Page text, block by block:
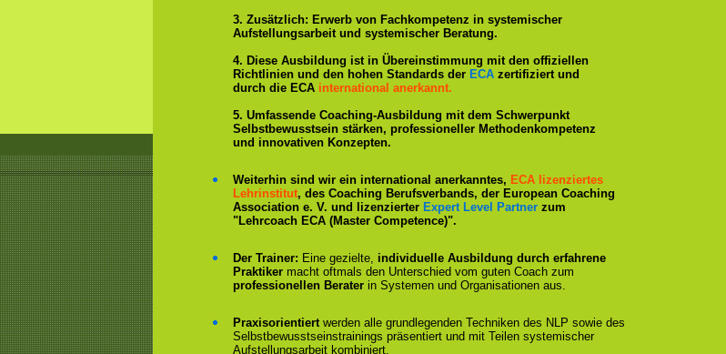
3. Zusätzlich: Erwerb von Fachkompetenz in systemischer
Aufstellungsarbeit und systemischer Beratung.
4. Diese Ausbildung ist in Übereinstimmung mit den offiziellen
Richtlinien und den hohen Standards der ECA zertifiziert und
durch die ECA international anerkannt.
5. Umfassende Coaching-Ausbildung mit dem Schwerpunkt
Selbstbewusstsein stärken, professioneller Methodenkompetenz
und innovativen Konzepten.
Weiterhin sind wir ein international anerkanntes, ECA lizenziertes
Lehrinstitut, des Coaching Berufsverbands, der European Coaching
Association e. V. und lizenzierter Expert Level Partner zum
"Lehrcoach ECA (Master Competence)".
Der Trainer: Eine gezielte, individuelle Ausbildung durch erfahrene
Praktiker macht oftmals den Unterschied vom guten Coach zum
professionellen Berater in Systemen und Organisationen aus.
Praxisorientiertwerden alle grundlegenden Techniken des NLP sowie des
Selbstbewusstseinstrainings präsentiert und mit Teilen systemischer
Aufstellungsarbeit kombiniert.